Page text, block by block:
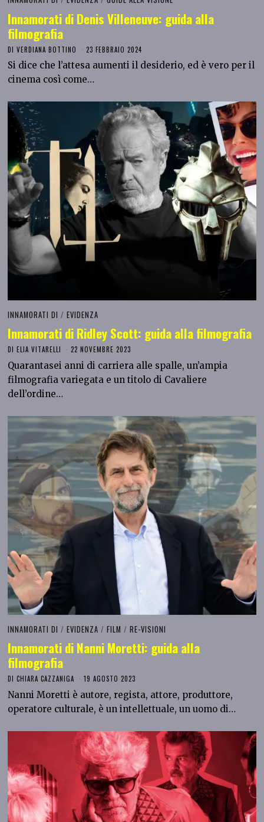
Innamorati di Denis Villeneuve: guida alla
filmografia
DIVERDIANA BOTTINO 23 FEBBRAIO 2024
Si dice che l’attesa aumenti il desiderio, ed è vero per il
cinema così come…
INNAMORATI DI / EVIDENZA
Innamorati di Ridley Scott: guida alla filmografia
DIELIA VITARELLI 22 NOVEMBRE 2023
Quarantasei anni di carriera alle spalle, un’ampia
filmografia variegata e un titolo di Cavaliere
dell’ordine…
INNAMORATI DI / EVIDENZA / FILM / RE-VISIONI
Innamorati di Nanni Moretti: guida alla
filmografia
DICHIARA CAZZANIGA 19 AGOSTO 2023
Nanni Moretti è autore, regista, attore, produttore,
operatore culturale, è un intellettuale, un uomo di…